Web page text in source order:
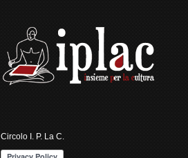
Circolo I. P. La C.